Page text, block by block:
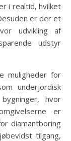
i realtid, hvilket
er der et
udvikling af
udstyr
muligheder for
underjordisk
hvor
er
diamantboring
tilgang,